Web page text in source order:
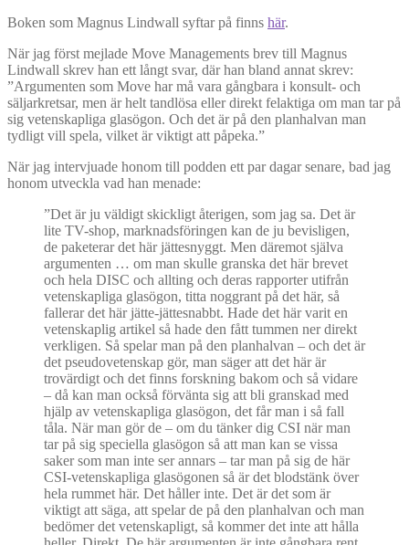
Boken som Magnus Lindwall syftar på finns här.
När jag först mejlade Move Managements brev till Magnus
Lindwall skrev han ett långt svar, där han bland annat skrev:
”Argumenten som Move har må vara gångbara i konsult- och
säljarkretsar, men är helt tandlösa eller direkt felaktiga om man tar på
sig vetenskapliga glasögon. Och det är på den planhalvan man
tydligt vill spela, vilket är viktigt att påpeka.”
När jag intervjuade honom till podden ett par dagar senare, bad jag
honom utveckla vad han menade:
”Det är ju väldigt skickligt återigen, som jag sa. Det är
lite TV-shop, marknadsföringen kan de ju bevisligen,
de paketerar det här jättesnyggt. Men däremot själva
argumenten … om man skulle granska det här brevet
och hela DISC och allting och deras rapporter utifrån
vetenskapliga glasögon, titta noggrant på det här, så
fallerar det här jätte-jättesnabbt. Hade det här varit en
vetenskaplig artikel så hade den fått tummen ner direkt
verkligen. Så spelar man på den planhalvan – och det är
det pseudovetenskap gör, man säger att det här är
trovärdigt och det finns forskning bakom och så vidare
– då kan man också förvänta sig att bli granskad med
hjälp av vetenskapliga glasögon, det får man i så fall
tåla. När man gör de – om du tänker dig CSI när man
tar på sig speciella glasögon så att man kan se vissa
saker som man inte ser annars – tar man på sig de här
CSI-vetenskapliga glasögonen så är det blodstänk över
hela rummet här. Det håller inte. Det är det som är
viktigt att säga, att spelar de på den planhalvan och man
bedömer det vetenskapligt, så kommer det inte att hålla